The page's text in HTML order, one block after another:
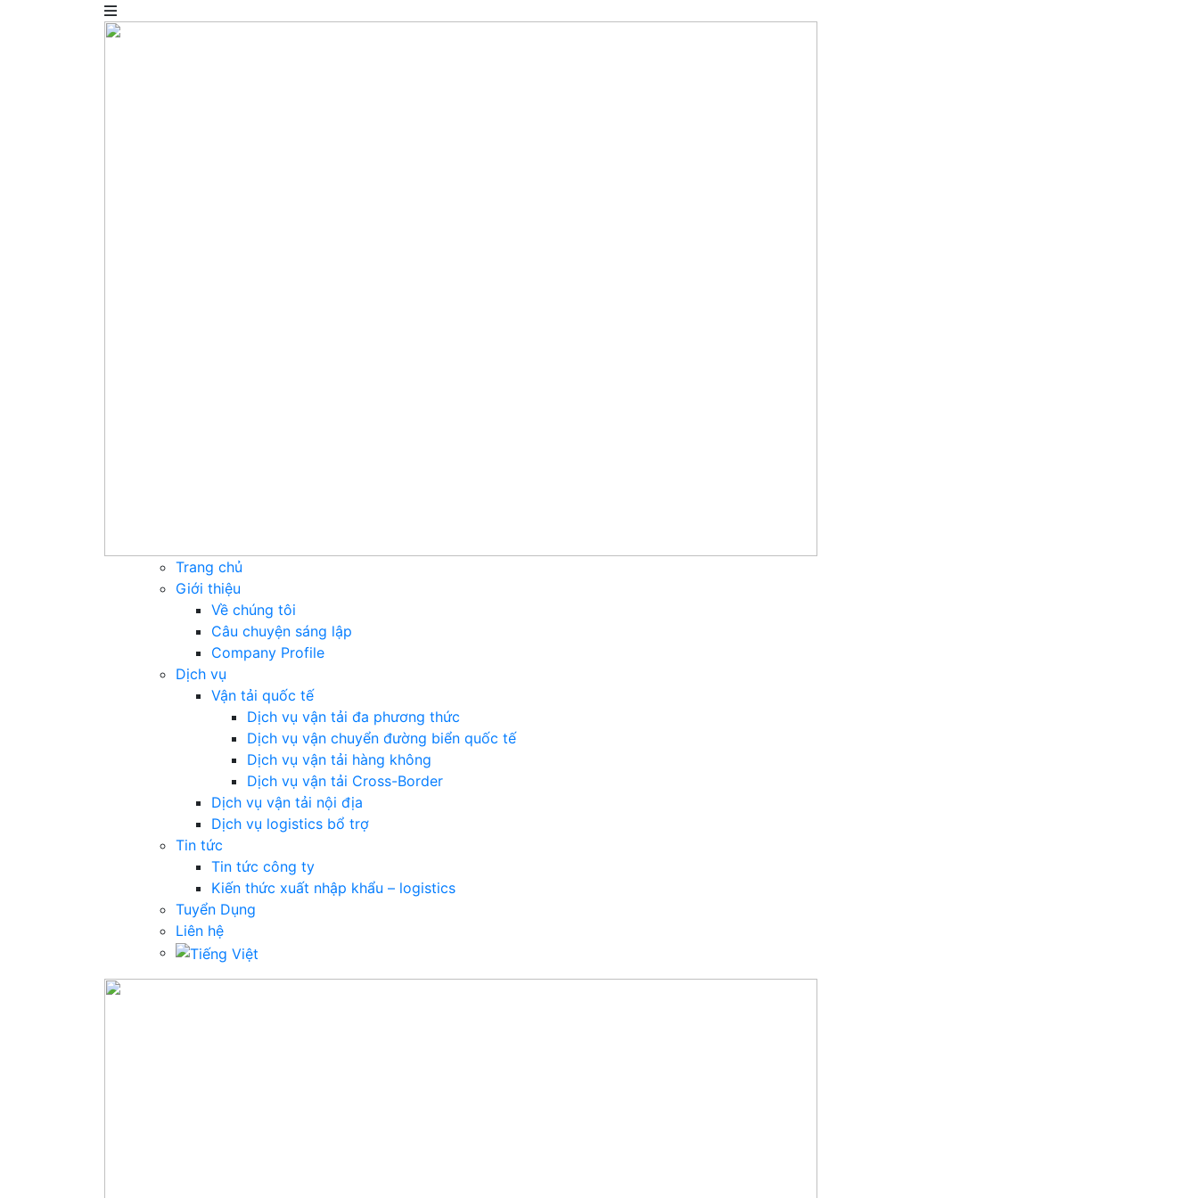
Trang chủ
Giới thiệu
Về chúng tôi
Câu chuyện sáng lập
Company Profile
Dịch vụ
Vận tải quốc tế
Dịch vụ vận tải đa phương thức
Dịch vụ vận chuyển đường biển quốc tế
Dịch vụ vận tải hàng không
Dịch vụ vận tải Cross-Border
Dịch vụ vận tải nội địa
Dịch vụ logistics bổ trợ
Tin tức
Tin tức công ty
Kiến thức xuất nhập khẩu – logistics
Tuyển Dụng
Liên hệ